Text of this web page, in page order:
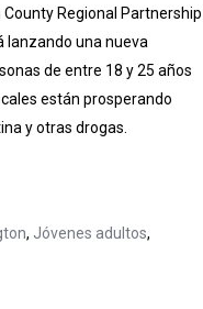
Regional Partnership
lanzando una nueva
de entre 18 y 25 años
están prosperando
y otras drogas.
, Jóvenes adultos,